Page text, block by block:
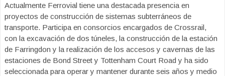
Actualmente Ferrovial tiene una destacada presencia en
proyectos de construcción de sistemas subterráneos de
transporte. Participa en consorcios encargados de Crossrail,
con la excavación de dos túneles, la construcción de la estación
de Farringdon y la realización de los accesos y cavernas de las
estaciones de Bond Street y Tottenham Court Road y ha sido
seleccionada para operar y mantener durante seis años y medio